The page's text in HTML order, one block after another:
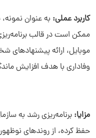
کاربرد عملی: به عنوان
ممکن است در قالب
موبایل، ارائه
وفاداری با هدف افزایش
مزایا: برنامه‌ریزی رشد به
حفظ کرده، از روندهای